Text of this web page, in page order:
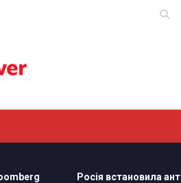
антидронові сітки на своїх